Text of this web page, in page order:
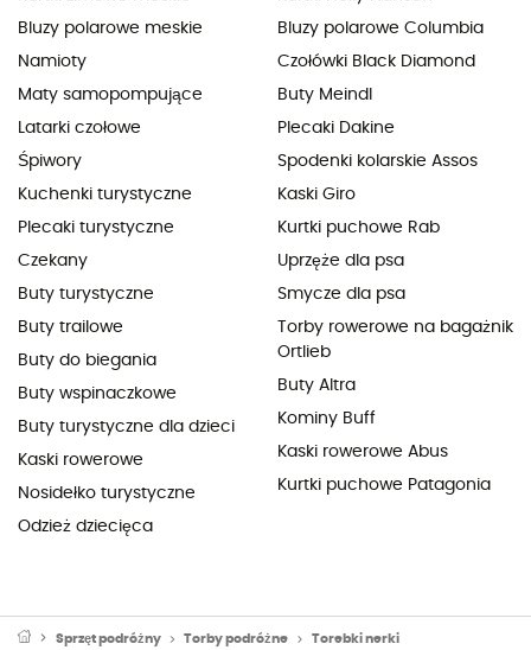
Bluzy polarowe meskie
Namioty
Maty samopompujące
Latarki czołowe
Śpiwory
Kuchenki turystyczne
Plecaki turystyczne
Czekany
Buty turystyczne
Buty trailowe
Buty do biegania
Buty wspinaczkowe
Buty turystyczne dla dzieci
Kaski rowerowe
Nosidełko turystyczne
Odzież dziecięca
Bluzy polarowe Columbia
Czołówki Black Diamond
Buty Meindl
Plecaki Dakine
Spodenki kolarskie Assos
Kaski Giro
Kurtki puchowe Rab
Uprzęże dla psa
Smycze dla psa
Torby rowerowe na bagażnik
Ortlieb
Buty Altra
Kominy Buff
Kaski rowerowe Abus
Kurtki puchowe Patagonia
Sprzęt podróżny Torby podróżne Torebki nerki